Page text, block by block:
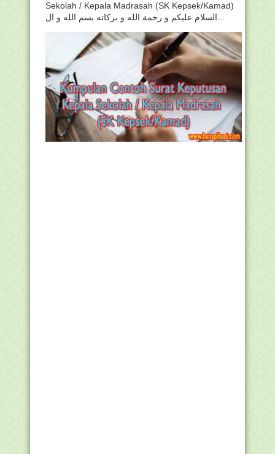
Sekolah / Kepala Madrasah (SK Kepsek/Kamad)